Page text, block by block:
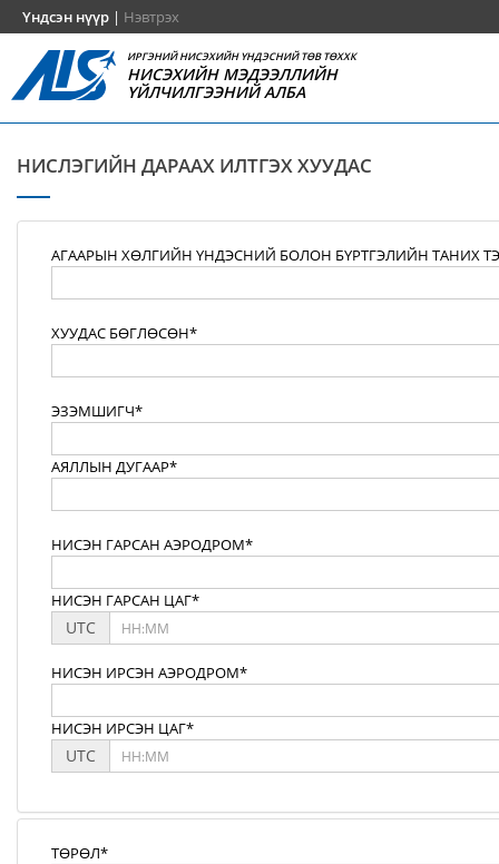
Үндсэн нүүр | Нэвтрэх
ИРГЭНИЙ НИСЭХИЙН ҮНДЭСНИЙ ТӨВ ТӨХХК
НИСЭХИЙН МЭДЭЭЛЛИЙН
ҮЙЛЧИЛГЭЭНИЙ АЛБА
НИСЛЭГИЙН ДАРААХ ИЛТГЭХ ХУУДАС
АГААРЫН ХӨЛГИЙН ҮНДЭСНИЙ БОЛОН БҮРТГЭЛИЙН ТАНИХ
ХУУДАС БӨГЛӨСӨН*
ЭЗЭМШИГЧ*
АЯЛЛЫН ДУГААР*
НИСЭН ГАРСАН АЭРОДРОМ*
НИСЭН ГАРСАН ЦАГ*
UTC
НИСЭН ИРСЭН АЭРОДРОМ*
НИСЭН ИРСЭН ЦАГ*
UTC
ТӨРӨЛ*